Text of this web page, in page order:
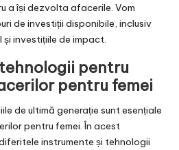
a își dezvolta afacerile. Vom
de investiții disponibile, inclusiv
investițiile de impact.
pentru
pentru femei
de ultimă generație sunt esențiale
pentru femei. În acest
instrumente și tehnologii